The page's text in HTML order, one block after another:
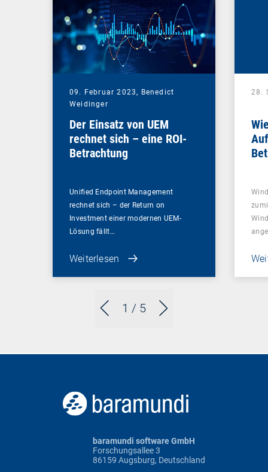
1 / 5
09. Februar 2023, Benedict
Weidinger
Der Einsatz von UEM
rechnet sich – eine ROI-
Betrachtung
Unified Endpoint Management
rechnet sich – der Return on
Investment einer modernen UEM-
Lösung fällt…
Weiterlesen
28.
baramundi software GmbH
Forschungsallee 3
86159 Augsburg, Deutschland